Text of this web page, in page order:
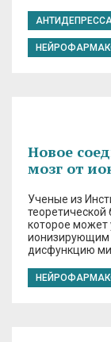
Новое
мозг от
Ученые из
которое может
ионизирующим
дисфункцию